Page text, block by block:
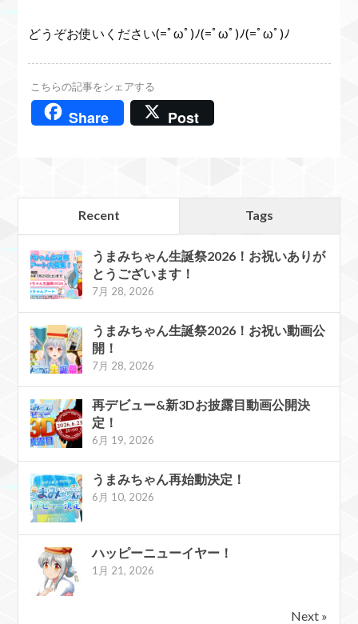
どうぞお使いください(=ﾟωﾟ)ﾉ(=ﾟωﾟ)ﾉ(=ﾟωﾟ)ﾉ
こちらの記事をシェアする
Share Post
Recent Tags
うまみちゃん生誕祭2026！お祝いありが
とうございます！
7月 28, 2026
うまみちゃん生誕祭2026！お祝い動画公
開！
7月 28, 2026
再デビュー&新3Dお披露目動画公開決
定！
6月 19, 2026
うまみちゃん再始動決定！
6月 10, 2026
ハッピーニューイヤー！
1月 21, 2026
Next »